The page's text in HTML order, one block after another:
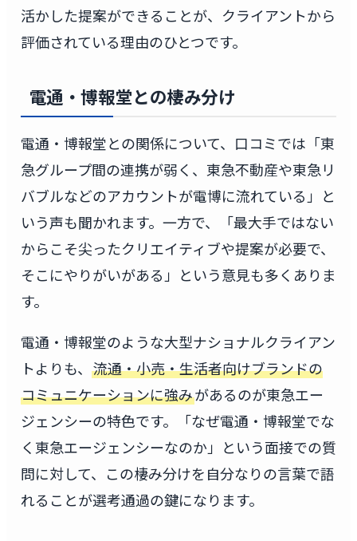
活かした提案ができることが、クライアントから
評価されている理由のひとつです。
電通・博報堂との棲み分け
電通・博報堂との関係について、口コミでは「東
急グループ間の連携が弱く、東急不動産や東急リ
バブルなどのアカウントが電博に流れている」と
いう声も聞かれます。一方で、「最大手ではない
からこそ尖ったクリエイティブや提案が必要で、
そこにやりがいがある」という意見も多くありま
す。
電通・博報堂のような大型ナショナルクライアン
トよりも、 流通・小売・生活者向けブランドの
コミュニケーションに強みがあるのが東急エー
ジェンシーの特色です。「なぜ電通・博報堂でな
く東急エージェンシーなのか」という面接での質
問に対して、この棲み分けを自分なりの言葉で語
れることが選考通過の鍵になります。